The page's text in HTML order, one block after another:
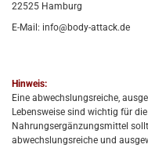
22525 Hamburg
E-Mail: info@body-attack.de
Hinweis:
Eine abwechslungsreiche,
Lebensweise sind wichtig für
Nahrungsergänzungsmittel
abwechslungsreiche und